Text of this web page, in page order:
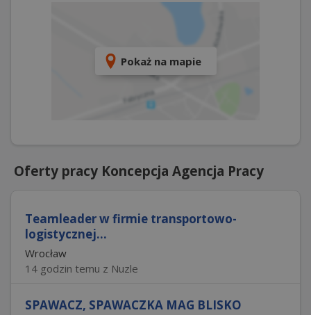
Pokaż na mapie
Oferty pracy Koncepcja Agencja Pracy
Teamleader w firmie transportowo-
logistycznej...
Wrocław
14 godzin temu z Nuzle
SPAWACZ, SPAWACZKA MAG BLISKO